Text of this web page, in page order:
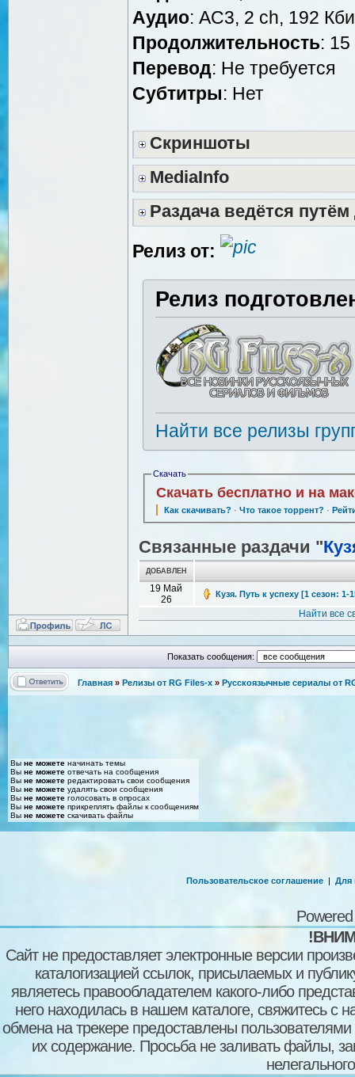
Аудио: AC3, 2 ch, 192
Продолжительность:
Перевод: Не требуется
Субтитры: Нет
Скриншоты
MediaInfo
Раздача ведётся
Релиз от:
Релиз
Найти все релизы
Скачать
Скачать бесплатно и на
Как скачивать? · Что такое торрент? ·
Связанные раздачи "
ДОБАВЛЕН
19 Май
26
Кузя. Путь к успеху [1 сезон: 1-
Найти все
Показать сообщения:
Главная » Релизы от RG Files-x » Русскоязычные сериалы от
Вы не можете начинать темы
Вы не можете отвечать на сообщения
Вы не можете редактировать свои сообщения
Вы не можете удалять свои сообщения
Вы не можете голосовать в опросах
Вы не можете прикреплять файлы к сообщениям
Вы не можете скачивать файлы
Пользовательское соглашение | Для
Сайт не предоставляет электронные версии
каталогизацией ссылок, присылаемых и
являетесь правообладателем какого-либо
него находилась в нашем каталоге, свяжитесь
обмена на трекере предоставлены пользователями
их содержание. Просьба не заливать файлы,